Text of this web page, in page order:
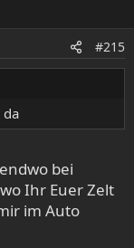
#215
da
bei
Ihr Euer Zelt
im Auto